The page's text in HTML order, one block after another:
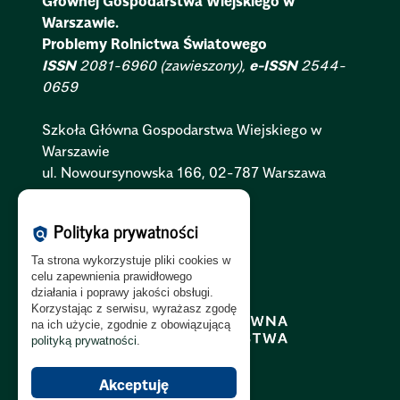
Warszawie.
Problemy Rolnictwa Światowego
ISSN2081-6960 (zawieszony), e-ISSN2544-
0659
Szkoła Główna Gospodarstwa Wiejskiego w
Warszawie
ul. Nowoursynowska 166, 02-787 Warszawa
Polityka Prywatności:PL
Polityka RODO:PL|EN
policy Polityka prywatności
Ta strona wykorzystuje pliki cookies w
celu zapewnienia prawidłowego
działania i poprawy jakości obsługi.
Korzystając z serwisu, wyrażasz zgodę
na ich użycie, zgodnie z obowiązującą
polityką prywatności
Akceptuję